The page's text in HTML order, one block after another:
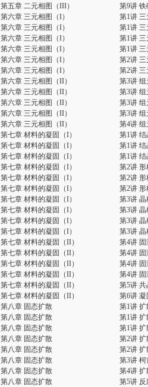
第五章 二元相图（III）
第9讲
第六章 三元相图（I）
第1讲
第六章 三元相图（I）
第1讲
第六章 三元相图（I）
第1讲
第六章 三元相图（I）
第1讲
第六章 三元相图（I）
第2讲
第六章 三元相图（I）
第2讲
第六章 三元相图（II）
第3讲
第六章 三元相图（II）
第3讲
第六章 三元相图（II）
第3讲
第六章 三元相图（II）
第3讲
第六章 三元相图（II）
第4讲
第七章 材料的凝固（I）
第1讲
第七章 材料的凝固（I）
第1讲
第七章 材料的凝固（I）
第1讲
第七章 材料的凝固（I）
第2讲 形
第七章 材料的凝固（I）
第2讲 形
第七章 材料的凝固（I）
第2讲 形
第七章 材料的凝固（I）
第3讲
第七章 材料的凝固（I）
第3讲
第七章 材料的凝固（I）
第3讲
第七章 材料的凝固（I）
第3讲
第七章 材料的凝固（II）
第4讲
第七章 材料的凝固（II）
第4讲
第七章 材料的凝固（II）
第4讲
第七章 材料的凝固（II）
第4讲
第七章 材料的凝固（II）
第5讲
第七章 材料的凝固（II）
第6讲
第八章 固态扩散
第1讲
第八章 固态扩散
第1讲
第八章 固态扩散
第1讲
第八章 固态扩散
第2讲
第八章 固态扩散
第2讲
第八章 固态扩散
第3讲
第八章 固态扩散
第4讲
第八章 固态扩散
第5讲